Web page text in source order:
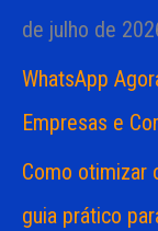
de julho de
WhatsApp
Empresas e
Como otimizar
guia prático